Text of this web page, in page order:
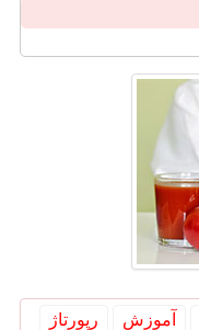
آموزش
رپورتاژ